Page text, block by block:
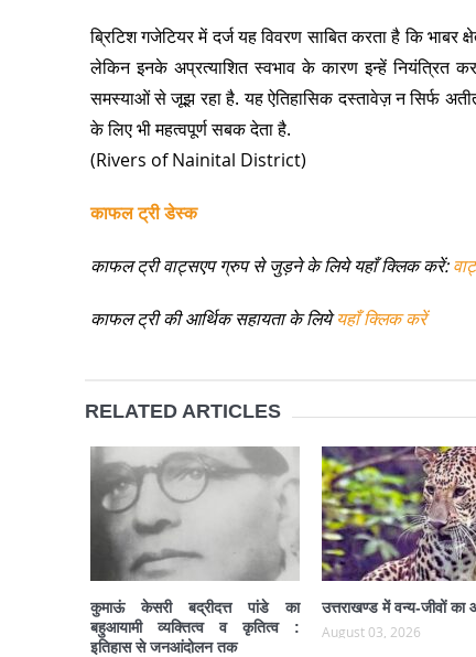
ब्रिटिश गजेटियर में दर्ज यह विवरण साबित करता है कि भाबर
लेकिन इनके अप्रत्याशित स्वभाव के कारण इन्हें
समस्याओं से जूझ रहा है. यह ऐतिहासिक दस्तावेज़ न सिर्फ
के लिए भी महत्वपूर्ण सबक देता है.
(Rivers of Nainital District)
काफल ट्री डेस्क
काफल ट्री वाट्सएप ग्रुप से जुड़ने के लिये यहाँ क्लिक करें:
काफल ट्री की आर्थिक सहायता के लियेयहाँ क्लिक करें
RELATED ARTICLES
कुमाऊं केसरी बद्रीदत्त पांडे का
बहुआयामी व्यक्तित्व व कृतित्व :
इतिहास से जनआंदोलन तक
उत्तराखण्ड में वन्य-जीवों
August 03, 2026